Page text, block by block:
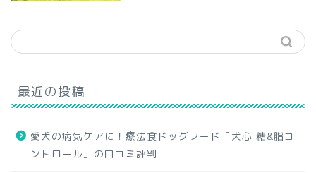
最近の投稿
愛犬の病気ケアに！療法食ドッグフード「犬心 糖&脂コ
ントロール」の口コミ評判